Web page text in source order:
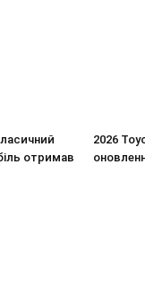
отримав
2026